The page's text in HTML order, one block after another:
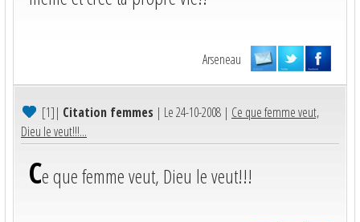
Arseneau
[1]| Citation femmes | Le 24-10-2008 | Ce que femme veut,
Dieu le veut!!!...
Ce que femme veut, Dieu le veut!!!